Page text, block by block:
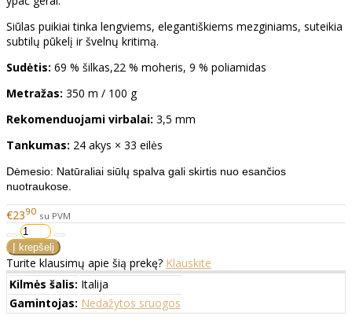
Siūlas puikiai tinka lengviems, elegantiškiems mezginiams, suteikia
subtilų pūkelį ir švelnų kritimą.
Sudėtis: 69 % šilkas,22 % moheris, 9 % poliamidas
Metražas: 350 m / 100 g
Rekomenduojami virbalai: 3,5 mm
Tankumas: 24 akys × 33 eilės
Dėmesio: Natūraliai siūlų spalva gali skirtis nuo esančios
nuotraukose.
€2390 su PVM
Turite klausimų apie šią prekę? Klauskite
Kilmės šalis: Italija
Gamintojas: Nedažytos sruogos